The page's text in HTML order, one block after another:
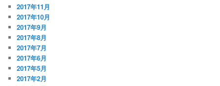
2017年11月
2017年10月
2017年9月
2017年8月
2017年7月
2017年6月
2017年5月
2017年2月